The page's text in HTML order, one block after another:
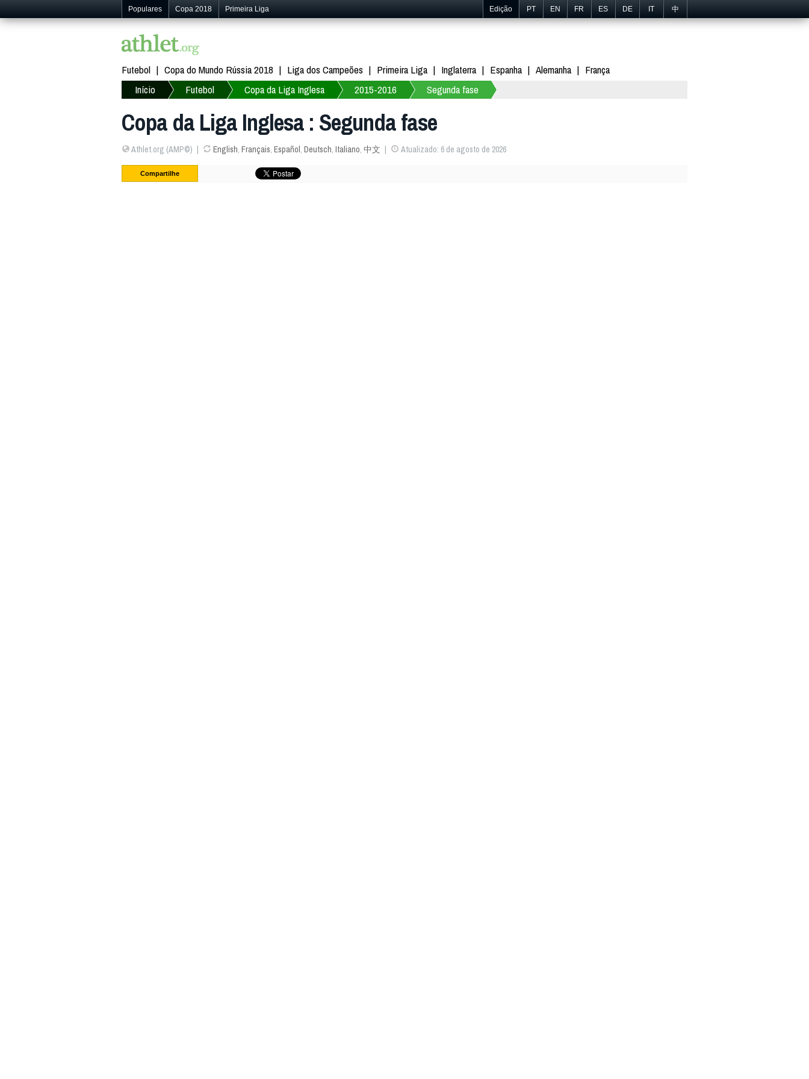
Populares Copa 2018 Primeira Liga Edição PT EN FR ES DE IT 中
Futebol Copa do Mundo Rússia 2018 Liga dos Campeões Primeira Liga Inglaterra Espanha Alemanha
França
Início
Futebol Copa da Liga Inglesa 2015-2016 Segunda fase
Copa da Liga Inglesa : Segunda fase
Athlet.org (AMP©) English, Français, Español, Deutsch, Italiano, 中文 Atualizado: 6 de agosto de 2026
Compartilhe